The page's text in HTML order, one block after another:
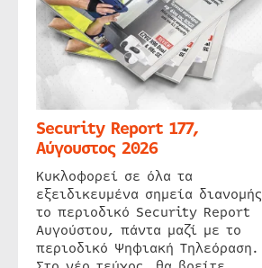
Security Report 177,
Αύγουστος 2026
Κυκλοφορεί σε όλα τα
εξειδικευμένα σημεία διανομής
το περιοδικό Security Report
Αυγούστου, πάντα μαζί με το
περιοδικό Ψηφιακή Τηλεόραση.